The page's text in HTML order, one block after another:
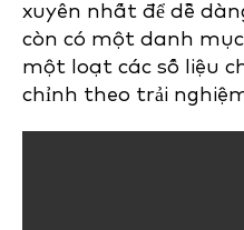
xuyên nhất để dễ
còn có một danh
một loạt các số liệu
chỉnh theo trải